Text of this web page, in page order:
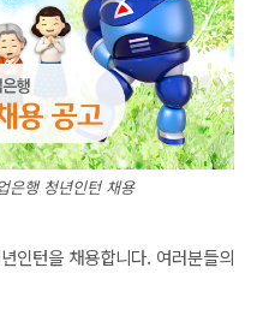
은행 청년인턴 채용
인턴을 채용합니다. 여러분들의